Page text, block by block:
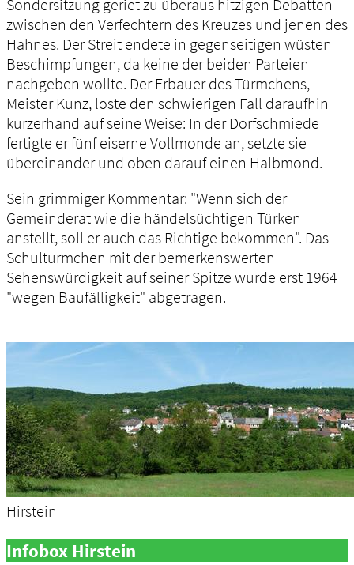
Sondersitzung geriet zu überaus hitzigen Debatten
zwischen den Verfechtern des Kreuzes und jenen des
Hahnes. Der Streit endete in gegenseitigen wüsten
Beschimpfungen, da keine der beiden Parteien
nachgeben wollte. Der Erbauer des Türmchens,
Meister Kunz, löste den schwierigen Fall daraufhin
kurzerhand auf seine Weise: In der Dorfschmiede
fertigte er fünf eiserne Vollmonde an, setzte sie
übereinander und oben darauf einen Halbmond.
Sein grimmiger Kommentar: "Wenn sich der
Gemeinderat wie die händelsüchtigen Türken
anstellt, soll er auch das Richtige bekommen". Das
Schultürmchen mit der bemerkenswerten
Sehenswürdigkeit auf seiner Spitze wurde erst 1964
"wegen Baufälligkeit" abgetragen.
Hirstein
Infobox Hirstein